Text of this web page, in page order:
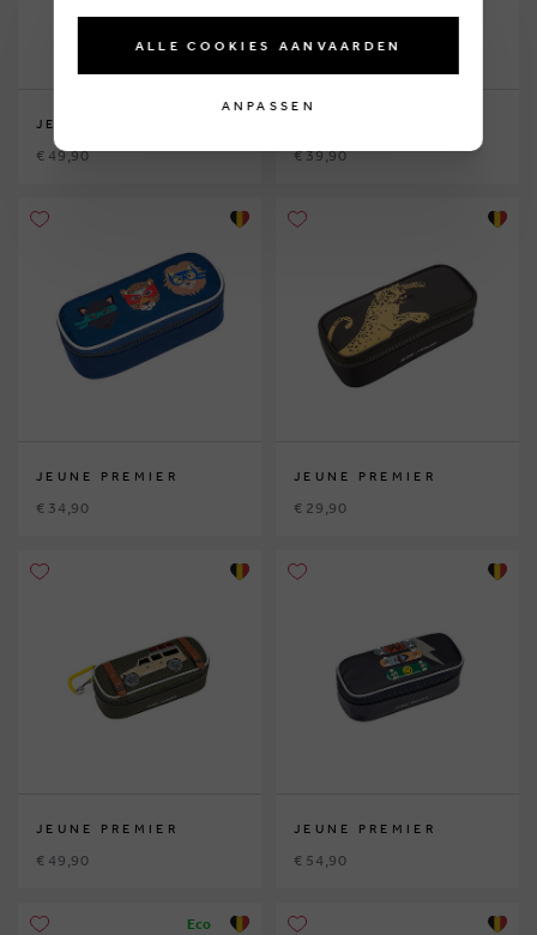
JEUNE PREMIER
€ 49,90 € 39,90
JEUNE PREMIER
€ 34,90
JEUNE PREMIER
€ 29,90
JEUNE PREMIER
€ 49,90
JEUNE PREMIER
€ 54,90
Eco
ALLE COOKIES AANVAARDEN
ANPASSEN